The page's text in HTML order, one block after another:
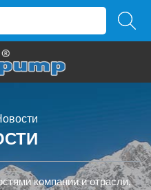
компании и отрасли,